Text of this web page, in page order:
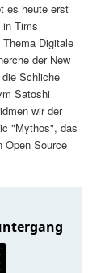
es heute erst
in Tims
Digitale
der New
Schliche
Satoshi
wir der
"Mythos", das
Open Source